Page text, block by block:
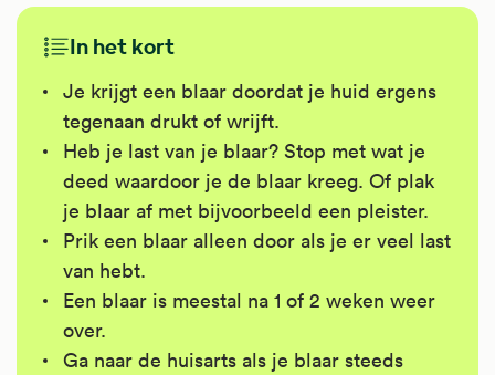
In het kort
Je krijgt een blaar doordat je huid ergens
tegenaan drukt of wrijft.
Heb je last van je blaar? Stop met wat je
deed waardoor je de blaar kreeg. Of plak
je blaar af met bijvoorbeeld een pleister.
Prik een blaar alleen door als je er veel last
van hebt.
Een blaar is meestal na 1 of 2 weken weer
over.
Ga naar de huisarts als je blaar steeds